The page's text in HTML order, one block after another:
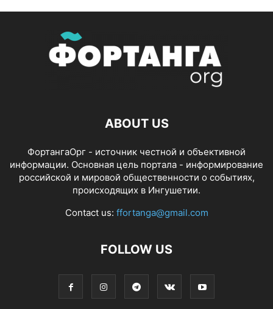
ABOUT US
ФортангаОрг - источник честной и объективной
информации. Основная цель портала - информирование
российской и мировой общественности о событиях,
происходящих в Ингушетии.
Contact us: ffortanga@gmail.com
FOLLOW US